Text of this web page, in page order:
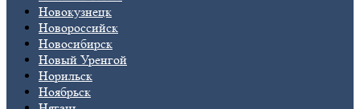
Новокузнецк
Новороссийск
Новосибирск
Новый Уренгой
Норильск
Ноябрьск